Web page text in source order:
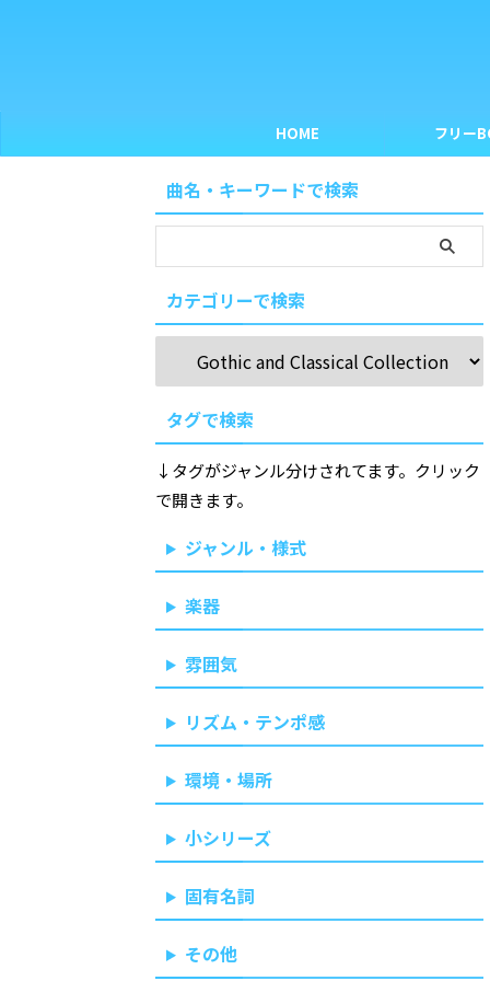
HOME フリー
曲名・キーワードで検索
カテゴリーで検索
タグで検索
↓タグがジャンル分けされてます。クリック
で開きます。
ジャンル・様式
楽器
雰囲気
リズム・テンポ感
環境・場所
小シリーズ
固有名詞
その他